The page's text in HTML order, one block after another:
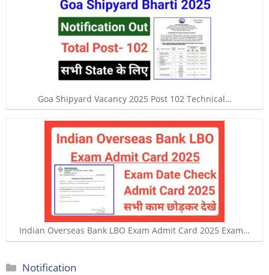
Goa Shipyard Vacancy 2025 Post 102 Technical…
Indian Overseas Bank LBO Exam Admit Card 2025 Exam…
Categories
Notification